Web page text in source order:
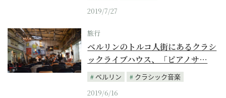
2019/7/27
旅行
ベルリンのトルコ人街にあるクラシ
ックライブハウス、「ピアノサ…
ベルリン
クラシック音楽
2019/6/16